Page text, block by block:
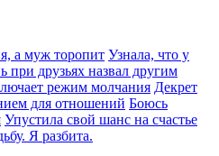
а муж торопит Узнала, что у
при друзьях назвал другим
режим молчания Декрет
для отношений Боюсь
Упустила свой шанс на счастье
Я разбита.